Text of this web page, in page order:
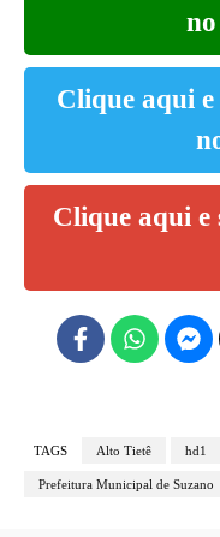
Clique aqui e
Clique aqui e
TAGS Alto Tietê hd1
Prefeitura Municipal de Suzano